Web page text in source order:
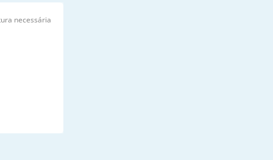
necessária